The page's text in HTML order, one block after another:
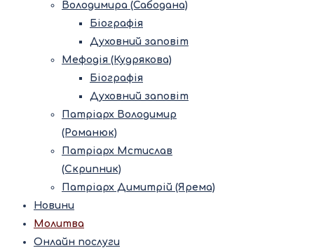
Володимира (Сабодана)
Біографія
Духовний заповіт
Мефодія (Кудрякова)
Біографія
Духовний заповіт
Патріарх Володимир
(Романюк)
Патріарх Мстислав
(Скрипник)
Патріарх Димитрій (Ярема)
Новини
Молитва
Онлайн послуги